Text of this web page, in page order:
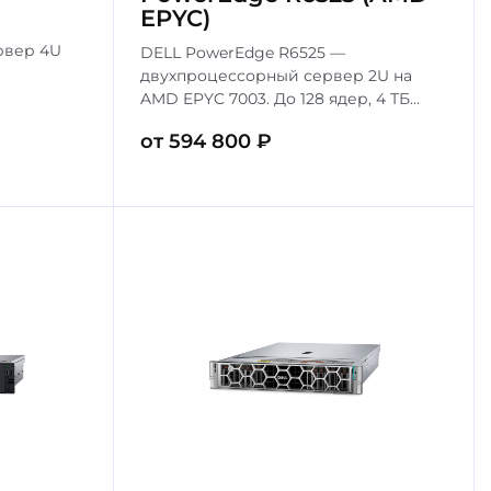
4U
EPYC)
DELL PowerEdge R6525 —
двухпроцессорный сервер 2U на
AMD EPYC 7003. До 128 ядер, 4 ТБ
высокоплотных ЦОД и
от 594 800 ₽